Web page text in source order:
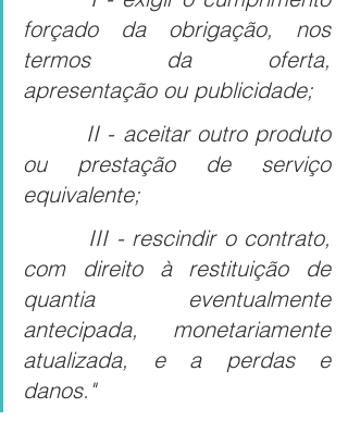
forçado da obrigação, nos
termos da oferta,
apresentação ou publicidade;
ou prestação de serviço
equivalente;
com direito à restituição de
quantia eventualmente
antecipada, monetariamente
atualizada, e a perdas e
danos."